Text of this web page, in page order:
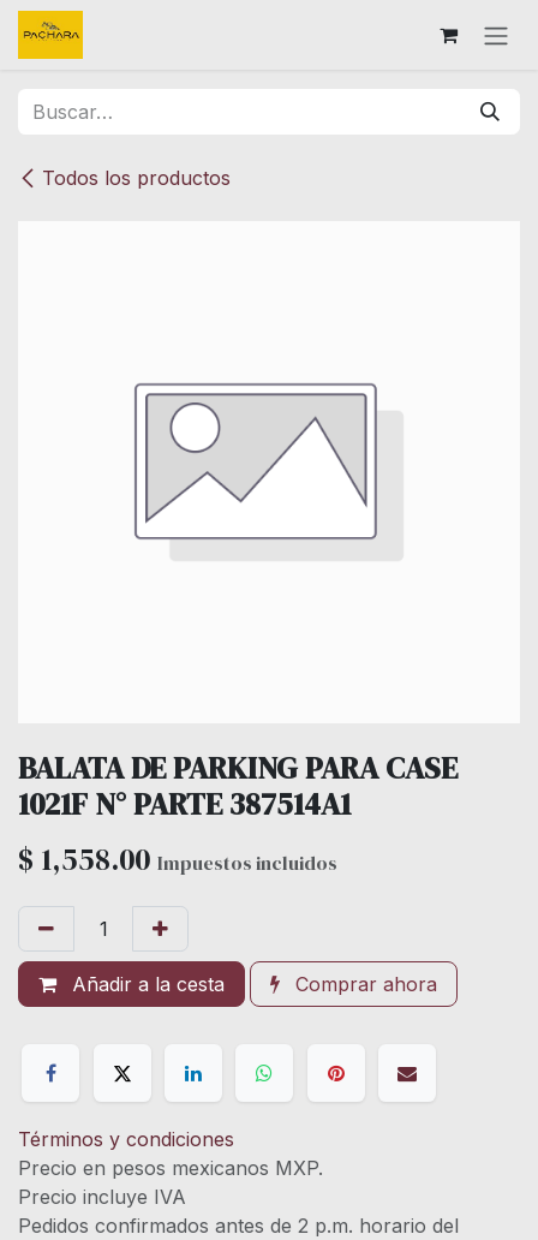
Ir al contenido
Todos los productos
BALATA DE PARKING PARA CASE
1021F N° PARTE 387514A1
$ 1,558.00 Impuestos incluidos
Añadir a la cesta Comprar ahora
Términos y condiciones
Precio en pesos mexicanos MXP.
Precio incluye IVA
Pedidos confirmados antes de 2 p.m. horario del